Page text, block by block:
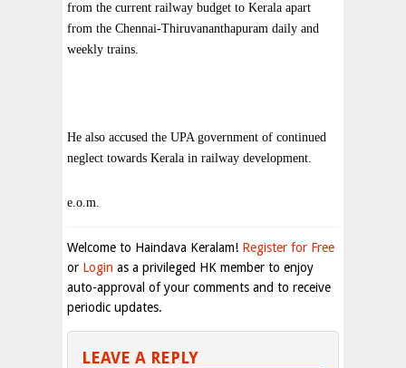
from the current railway budget to Kerala apart
from the Chennai-Thiruvananthapuram daily and
weekly trains.
He also accused the UPA government of continued
neglect towards Kerala in railway development.
e.o.m.
Welcome to Haindava Keralam! Register for Free
or Login as a privileged HK member to enjoy
auto-approval of your comments and to receive
periodic updates.
LEAVE A REPLY